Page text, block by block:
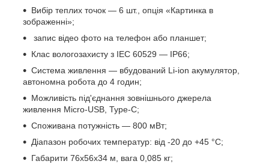
Вибір теплих точок — 6 шт., опція «Картинка в
зображенні»;
запис відео фото на телефон або планшет;
Клас вологозахисту з IEC 60529 — IP66;
Система живлення — вбудований Li-ion акумулятор,
автономна робота до 4 годин;
Можливість під'єднання зовнішнього джерела
живлення Micro-USB, Type-C;
Споживана потужність — 800 мВт;
Діапазон робочих температур: від -20 до +45 °C;
Габарити 76x56x34 м, вага 0,085 кг;